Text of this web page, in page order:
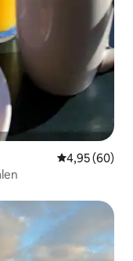
Évaluation
4,95 (60)